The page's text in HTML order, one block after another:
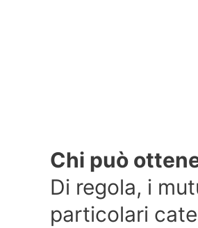
Chi può
Di regola, i
particolari